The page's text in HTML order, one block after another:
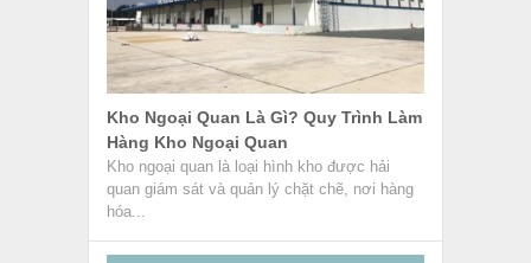
Kho Ngoại Quan Là Gì? Quy Trình Làm
Hàng Kho Ngoại Quan
Kho ngoại quan là loại hình kho được hải
quan giám sát và quản lý chặt chẽ, nơi hàng
hóa...